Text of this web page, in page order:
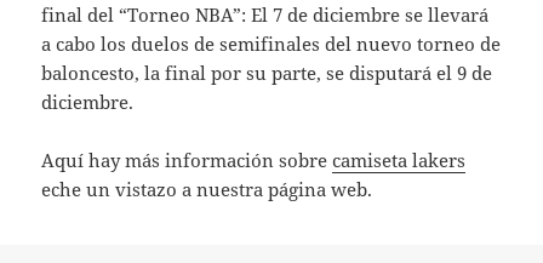
final del “Torneo NBA”: El 7 de diciembre se llevará
a cabo los duelos de semifinales del nuevo torneo de
baloncesto, la final por su parte, se disputará el 9 de
diciembre.
Aquí hay más información sobrecamiseta lakers
eche un vistazo a nuestra página web.